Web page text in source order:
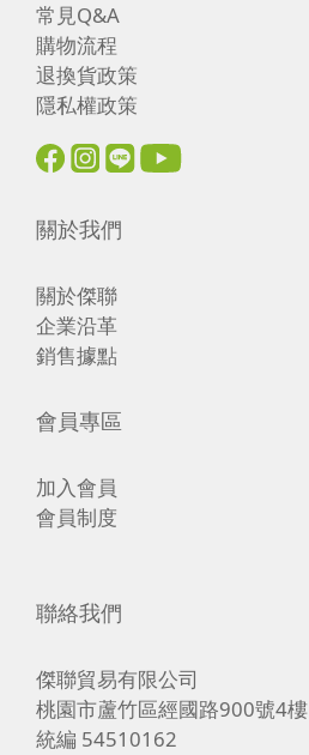
常見Q&A
購物流程
退換貨政策
隱私權政策
關於我們
關於傑聯
企業沿革
銷售據點
會員專區
加入會員
會員制度
聯絡我們
傑聯貿易有限公司
桃園市蘆竹區經國路900號4樓
統編 54510162